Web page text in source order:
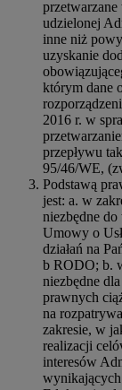
udzielonej
inne niż
uzyskanie
którym dane
2016 r. w
przepływu
95/46/WE,
Podstawą
jest: a. w
niezbędne
Umowy o
działań na
b RODO; b.
niezbędne
prawnych
na
zakresie, w
realizacji
interesów